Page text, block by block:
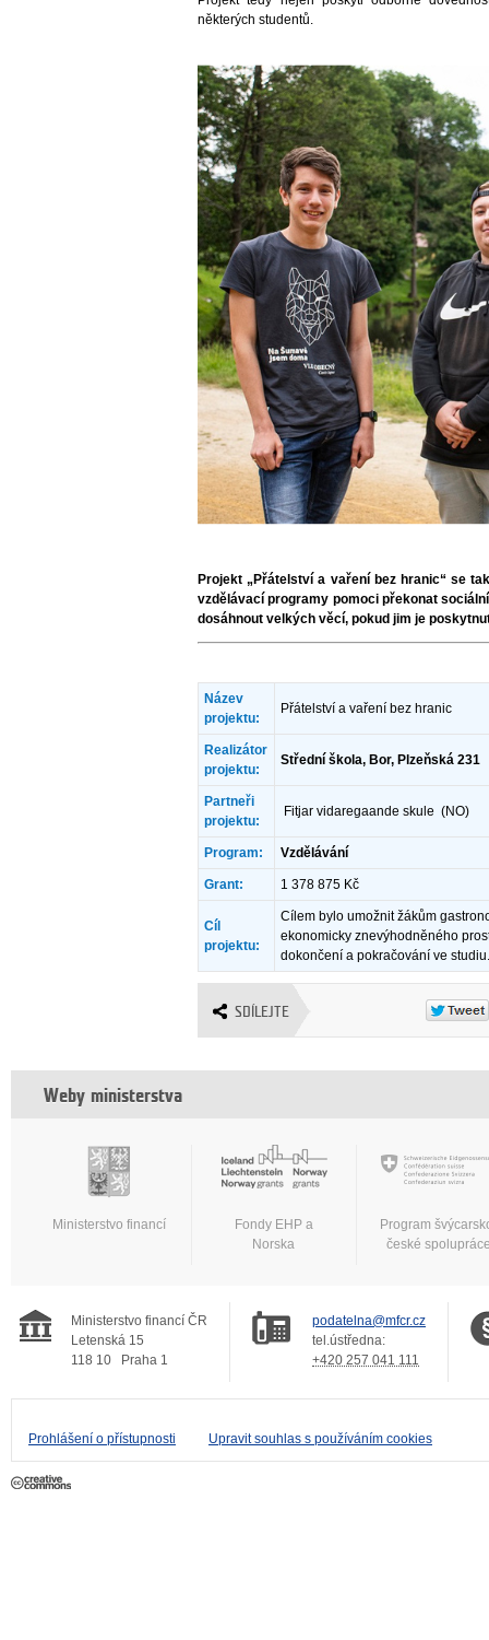
některých studentů.
Projekt „Přátelství a vaření bez hranic“ se
vzdělávací programy pomoci překonat
dosáhnout velkých věcí, pokud jim je
Název
projektu:
Přátelství a vaření bez hranic
Realizátor
projektu:
Střední škola, Bor, Plzeňská 231
Partneři
projektu:
Fitjar vidaregaande skule (NO)
Program: Vzdělávání
Grant: 1 378 875 Kč
Cíl
projektu:
Cílem bylo umožnit žákům
ekonomicky znevýhodněného
dokončení a pokračování ve
SDÍLEJTE
Weby ministerstva
Ministerstvo financí
Fondy EHP a
Norska
Program
české
Ministerstvo financí ČR
Letenská 15
118 10
Praha 1
podatelna@mfcr.cz
tel.ústředna:
+420 257 041 111
Prohlášení o přístupnosti Upravit souhlas s používáním cookies